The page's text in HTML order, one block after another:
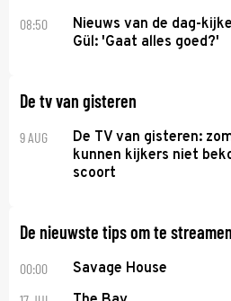
08:50
Nieuws van de dag-
Gül: 'Gaat alles goed?'
De tv van gisteren
9 AUG
De TV van gisteren:
kunnen kijkers niet
scoort
De nieuwste tips om te streamen
00:00 Savage House